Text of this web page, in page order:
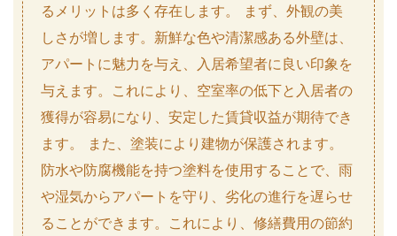
るメリットは多く存在します。 まず、外観の美
しさが増します。新鮮な色や清潔感ある外壁は、
アパートに魅力を与え、入居希望者に良い印象を
与えます。これにより、空室率の低下と入居者の
獲得が容易になり、安定した賃貸収益が期待でき
ます。 また、塗装により建物が保護されます。
防水や防腐機能を持つ塗料を使用することで、雨
や湿気からアパートを守り、劣化の進行を遅らせ
ることができます。これにより、修繕費用の節約